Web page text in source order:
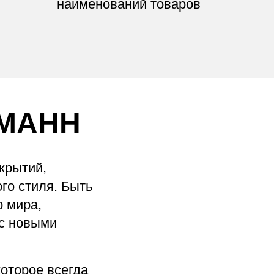
наименований товаров
стиля. Быть
мира,
новыми
всегда